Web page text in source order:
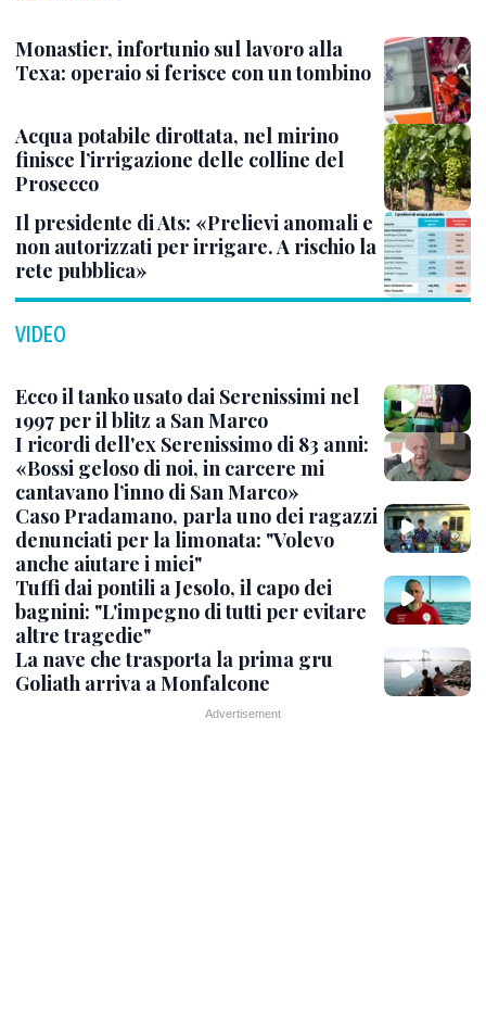
Monastier, infortunio sul lavoro alla
Texa: operaio si ferisce con un tombino
Acqua potabile dirottata, nel mirino
finisce l’irrigazione delle colline del
Prosecco
Il presidente di Ats: «Prelievi anomali e
non autorizzati per irrigare. A rischio la
rete pubblica»
VIDEO
Ecco il tanko usato dai Serenissimi nel
1997 per il blitz a San Marco
I ricordi dell'ex Serenissimo di 83 anni:
«Bossi geloso di noi, in carcere mi
cantavano l’inno di San Marco»
Caso Pradamano, parla uno dei ragazzi
denunciati per la limonata: "Volevo
anche aiutare i miei"
Tuffi dai pontili a Jesolo, il capo dei
bagnini: "L'impegno di tutti per evitare
altre tragedie"
La nave che trasporta la prima gru
Goliath arriva a Monfalcone